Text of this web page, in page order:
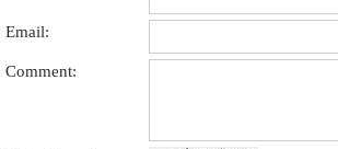
Email:
Comment: